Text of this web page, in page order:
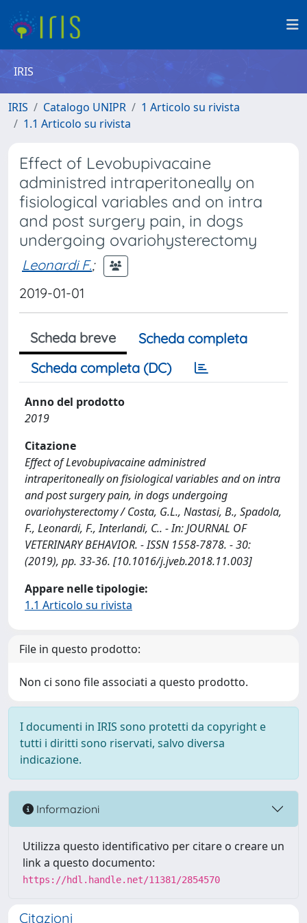
IRIS
IRIS Catalogo UNIPR
1 Articolo su rivista
1.1 Articolo su rivista
Effect of Levobupivacaine
administred intraperitoneally on
fisiological variables and on intra
and post surgery pain, in dogs
undergoing ovariohysterectomy
Leonardi F.;
2019-01-01
Scheda breve
Scheda completa
Scheda completa (DC)
Anno del prodotto
2019
Citazione
Effect of Levobupivacaine administred
intraperitoneally on fisiological variables and on intra
and post surgery pain, in dogs undergoing
ovariohysterectomy / Costa, G.L., Nastasi, B., Spadola,
F., Leonardi, F., Interlandi, C.. - In: JOURNAL OF
VETERINARY BEHAVIOR. - ISSN 1558-7878. - 30:
(2019), pp. 33-36. [10.1016/j.jveb.2018.11.003]
Appare nelle tipologie:
1.1 Articolo su rivista
File in questo prodotto:
Non ci sono file associati a questo prodotto.
I documenti in IRIS sono protetti da copyright e
tutti i diritti sono riservati, salvo diversa
indicazione.
Informazioni
Utilizza questo identificativo per citare o creare un
link a questo documento:
https://hdl.handle.net/11381/2854570
Citazioni